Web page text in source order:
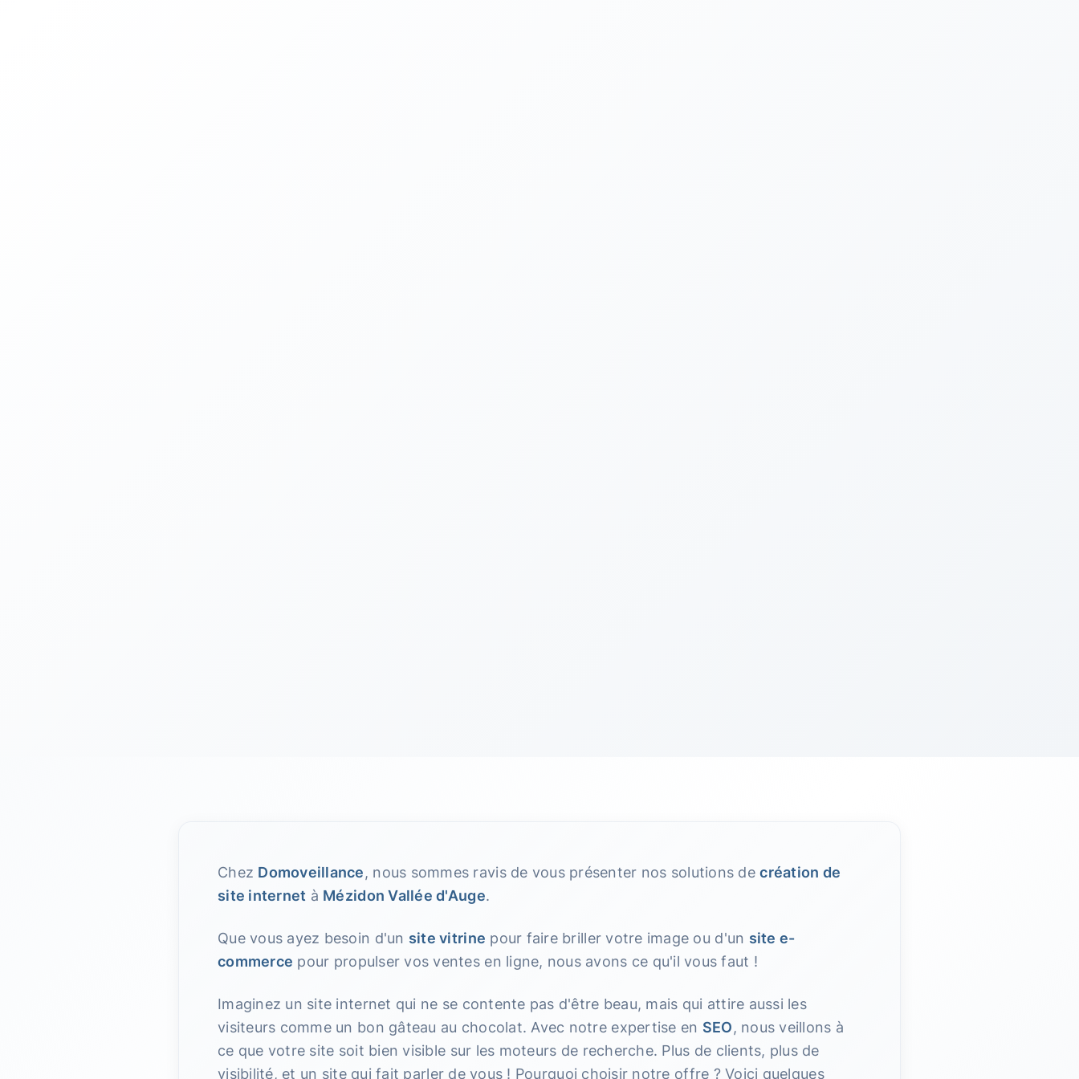
Chez Domoveillance, nous sommes ravis de vous présenter nos solutions decréation de
site internet à Mézidon Vallée d'Auge.
Que vous ayez besoin d'un site vitrine pour faire briller votre image ou d'un site e-
commerce pour propulser vos ventes en ligne, nous avons ce qu'il vous faut !
Imaginez un site internet qui ne se contente pas d'être beau, mais qui attire aussi les
visiteurs comme un bon gâteau au chocolat. Avec notre expertise en SEO, nous veillons à
ce que votre site soit bien visible sur les moteurs de recherche. Plus de clients, plus de
visibilité, et un site qui fait parler de vous ! Pourquoi choisir notre offre ? Voici quelques